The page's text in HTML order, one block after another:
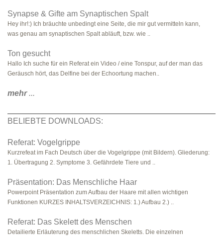
Synapse & Gifte am Synaptischen Spalt
Hey ihr!:) Ich bräuchte unbedingt eine Seite, die mir gut vermitteln kann,
was genau am synaptischen Spalt abläuft, bzw. wie ..
Ton gesucht
Hallo Ich suche für ein Referat ein Video / eine Tonspur, auf der man das
Geräusch hört, das Delfine bei der Echoortung machen..
mehr...
BELIEBTE DOWNLOADS:
Referat: Vogelgrippe
Kurzrefeat im Fach Deutsch über die Vogelgrippe (mit Bildern). Gliederung:
1. Übertragung 2. Symptome 3. Gefährdete Tiere und ..
Präsentation: Das Menschliche Haar
Powerpoint Präsentation zum Aufbau der Haare mit allen wichtigen
Funktionen KURZES INHALTSVERZEICHNIS: 1.) Aufbau 2.) ..
Referat: Das Skelett des Menschen
Detailierte Erläuterung des menschlichen Skeletts. Die einzelnen